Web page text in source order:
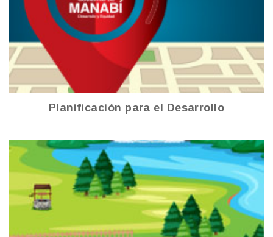
Ver más
Planificación para el Desarrollo
Riego y Recursos Hídricos
Ver más